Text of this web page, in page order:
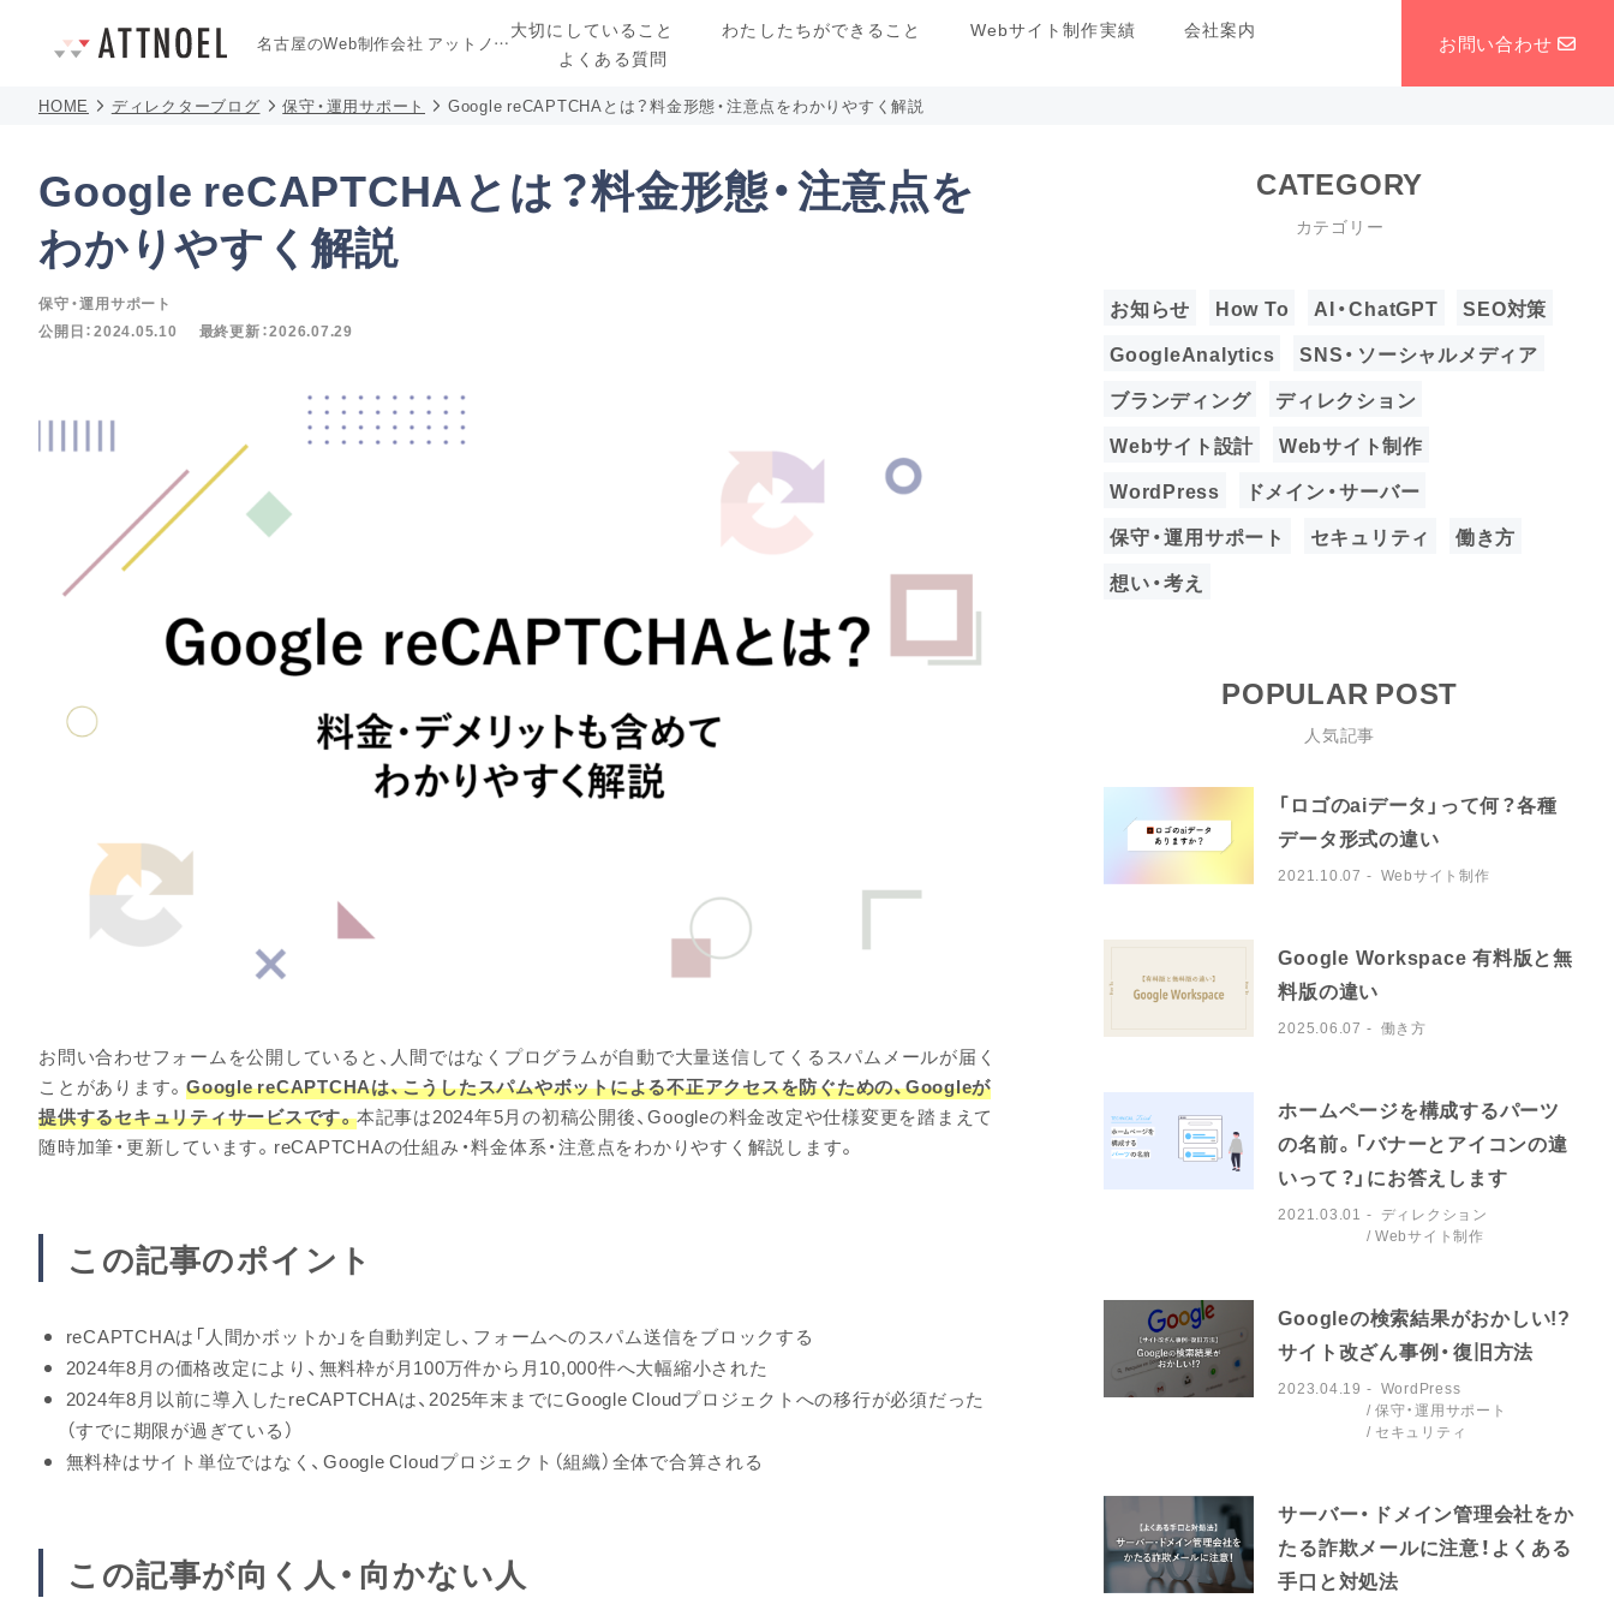
名古屋のWeb制作会社 アットノエル
大切にしていること わたしたちができること Webサイト制作実績
会社案内
よくある質問
お問い合わせ
HOME ディレクターブログ 保守・運用サポート Google reCAPTCHAとは？料金形態・注意点をわかりやすく解説
Google reCAPTCHAとは？料金形態・注意点を
わかりやすく解説
保守・運用サポート
公開日：2024.05.10 最終更新：2026.07.29
お問い合わせフォームを公開していると、人間ではなくプログラムが自動で大量送信してくるスパムメールが届く
ことがあります。 Google reCAPTCHAは、こうしたスパムやボットによる不正アクセスを防ぐための、Googleが
提供するセキュリティサービスです。本記事は2024年5月の初稿公開後、Googleの料金改定や仕様変更を踏まえて
随時加筆・更新しています。reCAPTCHAの仕組み・料金体系・注意点をわかりやすく解説します。
この記事のポイント
reCAPTCHAは「人間かボットか」を自動判定し、フォームへのスパム送信をブロックする
2024年8月の価格改定により、無料枠が月100万件から月10,000件へ大幅縮小された
2024年8月以前に導入したreCAPTCHAは、2025年末までにGoogle Cloudプロジェクトへの移行が必須だった
（すでに期限が過ぎている）
無料枠はサイト単位ではなく、Google Cloudプロジェクト（組織）全体で合算される
この記事が向く人・向かない人
CATEGORY
カテゴリー
お知らせ How To AI・ChatGPT
SEO対策
GoogleAnalytics
SNS・ソーシャルメディア
ブランディング
ディレクション
Webサイト設計
Webサイト制作
WordPress
ドメイン・サーバー
保守・運用サポート
セキュリティ
働き方
想い・考え
POPULAR POST
人気記事
「ロゴのaiデータ」って何？各種
データ形式の違い
2021.10.07 Webサイト制作
Google Workspace 有料版と無
料版の違い
2025.06.07 働き方
ホームページを構成するパーツ
の名前。「バナーとアイコンの違
いって？」にお答えします
2021.03.01
ディレクション
Webサイト制作
Googleの検索結果がおかしい!?
サイト改ざん事例・復旧方法
2023.04.19
WordPress
保守・運用サポート
セキュリティ
サーバー・ドメイン管理会社をか
たる詐欺メールに注意！よくある
手口と対処法